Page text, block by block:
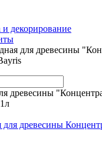
и декорирование
для древесины
древесины